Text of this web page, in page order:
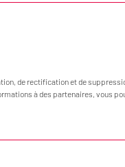
de rectification et de
à des partenaires, vous